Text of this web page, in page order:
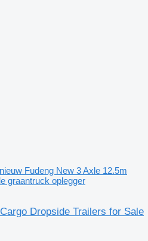
nieuw Fudeng New 3 Axle 12.5m
graantruck oplegger
Dropside Trailers for Sale